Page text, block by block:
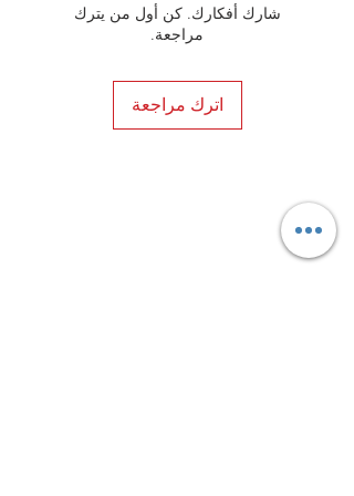
شارك أفكارك. كن أول من يترك
مراجعة.
اترك مراجعة